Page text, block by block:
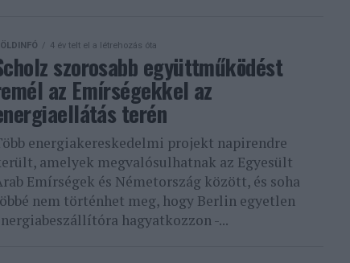
4 év telt el a létrehozás óta
szorosabb együttműködést
az Emírségekkel az
terén
energiakereskedelmi projekt napirendre
amelyek megvalósulhatnak az Egyesült
Emírségek és Németország között, és soha
nem történhet meg, hogy Berlin egyetlen
hagyatkozzon -...